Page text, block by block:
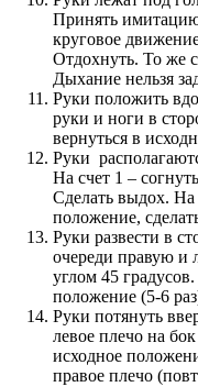
Принять
круговое
Отдохнуть. То же
Дыхание нельзя
Руки положить
руки и ноги в
вернуться в
Руки
На счет 1 –
Сделать выдох. На
положение,
Руки развести в
очереди правую и
углом 45
положение (5-6
Руки потянуть
левое плечо на
исходное
правое плечо